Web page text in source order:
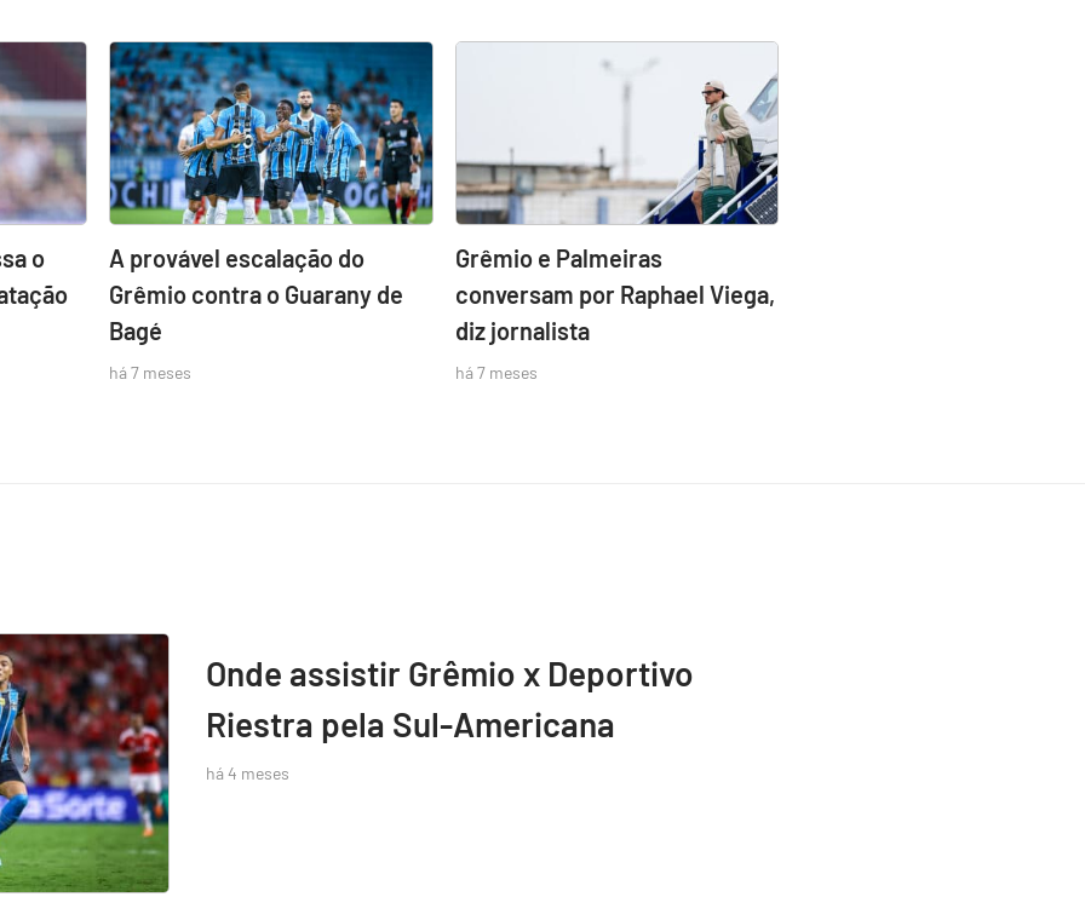
o
A provável escalação do
Grêmio contra o Guarany de
Bagé
há 7 meses
Grêmio e Palmeiras
conversam por Raphael Viega,
diz jornalista
há 7 meses
Onde assistir Grêmio x Deportivo
Riestra pela Sul-Americana
há 4 meses